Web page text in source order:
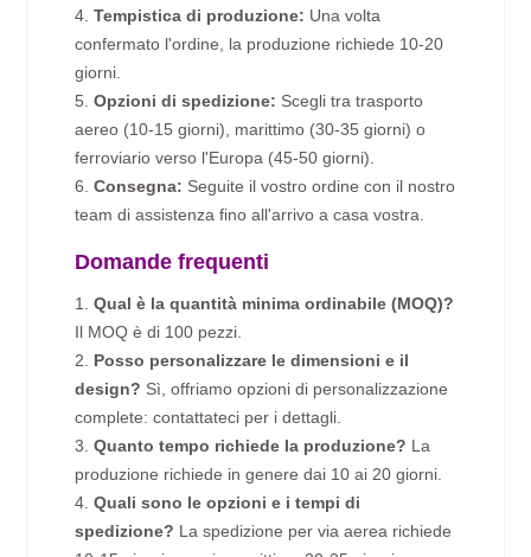
4.Tempistica di produzione: Una volta
confermato l'ordine, la produzione richiede 10-20
giorni.
5.Opzioni di spedizione: Scegli tra trasporto
aereo (10-15 giorni), marittimo (30-35 giorni) o
ferroviario verso l'Europa (45-50 giorni).
6.Consegna: Seguite il vostro ordine con il nostro
team di assistenza fino all'arrivo a casa vostra.
Domande frequenti
1.Qual è la quantità minima ordinabile (MOQ)?
Il MOQ è di 100 pezzi.
2. Posso personalizzare le dimensioni e il
design? Sì, offriamo opzioni di personalizzazione
complete: contattateci per i dettagli.
3.Quanto tempo richiede la produzione? La
produzione richiede in genere dai 10 ai 20 giorni.
4.Quali sono le opzioni e i tempi di
spedizione? La spedizione per via aerea richiede